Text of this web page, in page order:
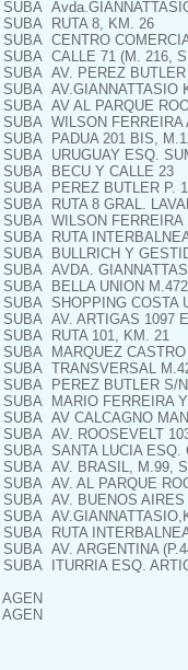
SUBA
SUBA RUTA 8, KM. 26
SUBA CENTRO
SUBA CALLE 71 (M. 216,
SUBA AV. PEREZ
SUBA AV.GIANNATTASIO
SUBA AV AL PARQUE
SUBA WILSON FERREIRA
SUBA PADUA 201 BIS,
SUBA URUGUAY ESQ.
SUBA BECU Y CALLE 23
SUBA PEREZ BUTLER P. 1
SUBA RUTA 8 GRAL.
SUBA WILSON FERREIRA
SUBA RUTA
SUBA BULLRICH Y
SUBA AVDA.
SUBA BELLA UNION
SUBA SHOPPING COSTA
SUBA AV. ARTIGAS 1097
SUBA RUTA 101, KM. 21
SUBA MARQUEZ
SUBA TRANSVERSAL
SUBA PEREZ BUTLER S/
SUBA MARIO FERREIRA
SUBA AV CALCAGNO
SUBA AV. ROOSEVELT
SUBA SANTA LUCIA ESQ.
SUBA AV. BRASIL, M.99,
SUBA AV. AL PARQUE
SUBA AV. BUENOS
SUBA
SUBA RUTA
SUBA AV. ARGENTINA
SUBA ITURRIA ESQ.
AGEN
AGEN